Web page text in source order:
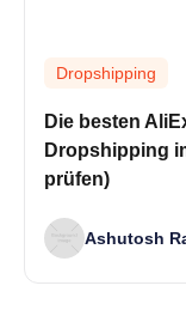
Dropshipping
Die besten
Dropshipping
prüfen)
Ashutosh